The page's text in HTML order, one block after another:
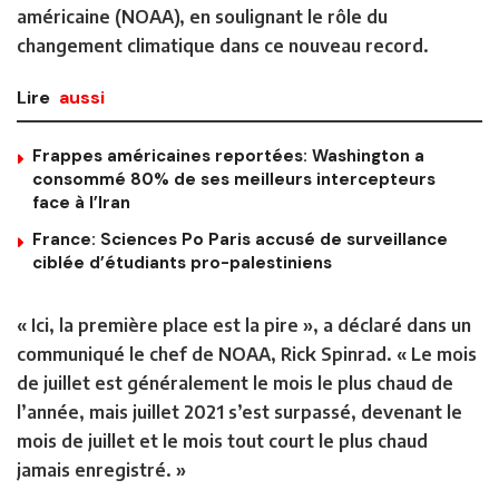
américaine (NOAA), en soulignant le rôle du
changement climatique dans ce nouveau record.
Lire aussi
Frappes américaines reportées: Washington a
consommé 80% de ses meilleurs intercepteurs
face à l’Iran
France: Sciences Po Paris accusé de surveillance
ciblée d’étudiants pro-palestiniens
« Ici, la première place est la pire », a déclaré dans un
communiqué le chef de NOAA, Rick Spinrad. « Le mois
de juillet est généralement le mois le plus chaud de
l’année, mais juillet 2021 s’est surpassé, devenant le
mois de juillet et le mois tout court le plus chaud
jamais enregistré. »